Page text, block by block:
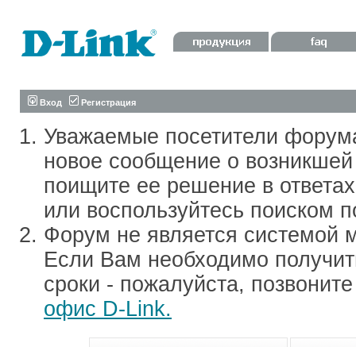
Вход Регистрация
Уважаемые посетители
новое сообщение о
поищите ее решение в
или воспользуйтесь поиском
Форум не является системой
Если Вам необходимо
сроки - пожалуйста,
офис D-Link.